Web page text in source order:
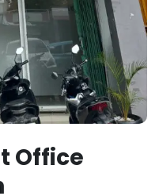
Office